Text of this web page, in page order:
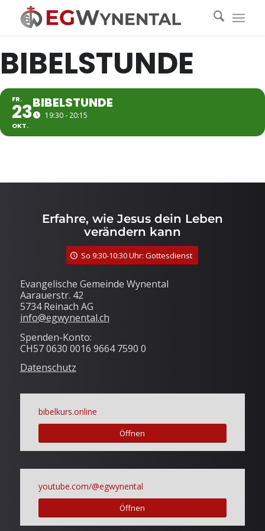
BIBELSTUNDE
FR.
23
OKT.
BIBELSTUNDE
19:30 - 20:15
Erfahre, wie Jesus dein Leben
verändern kann
So 9:30-10:30 Uhr: Gottesdienst
Evangelische Gemeinde Wynental
Aarauerstr. 42
5734 Reinach AG
info@egwynental.ch
Spenden-Konto:
CH57 0630 0016 9664 7590 0
Datenschutz
bibelkurs.online
Öffnen
youtube.com/@egwynental
Öffnen